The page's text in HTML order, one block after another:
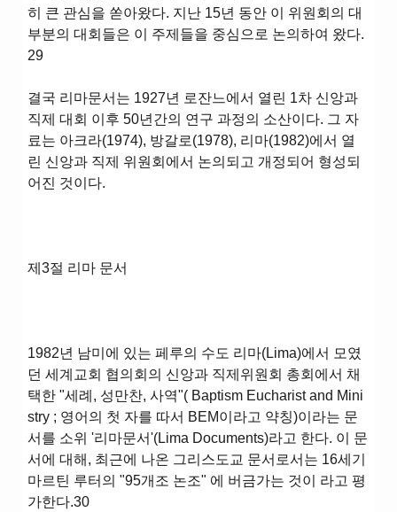
히 큰 관심을 쏟아왔다. 지난 15년 동안 이 위원회의 대
부분의 대회들은 이 주제들을 중심으로 논의하여 왔다.
29
결국 리마문서는 1927년 로잔느에서 열린 1차 신앙과
직제 대회 이후 50년간의 연구 과정의 소산이다. 그 자
료는 아크라(1974), 방갈로(1978), 리마(1982)에서 열
린 신앙과 직제 위원회에서 논의되고 개정되어 형성되
어진 것이다.
제3절 리마 문서
1982년 남미에 있는 페루의 수도 리마(Lima)에서 모였
던 세계교회 협의회의 신앙과 직제위원회 총회에서 채
택한 "세례, 성만찬, 사역"( Baptism Eucharist and Mini
stry ; 영어의 첫 자를 따서 BEM이라고 약칭)이라는 문
서를 소위 '리마문서'(Lima Documents)라고 한다. 이 문
서에 대해, 최근에 나온 그리스도교 문서로서는 16세기
마르틴 루터의 "95개조 논조" 에 버금가는 것이 라고 평
가한다.30